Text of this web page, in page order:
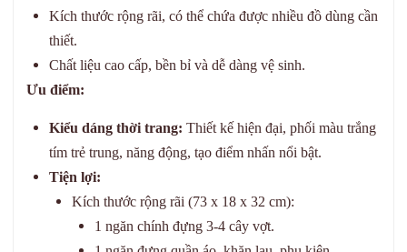
Kích thước rộng rãi, có thể chứa được nhiều đồ dùng cần
thiết.
Chất liệu cao cấp, bền bỉ và dễ dàng vệ sinh.
Ưu điểm:
Kiểu dáng thời trang: Thiết kế hiện đại, phối màu trắng
tím trẻ trung, năng động, tạo điểm nhấn nổi bật.
Tiện lợi:
Kích thước rộng rãi (73 x 18 x 32 cm):
1 ngăn chính đựng 3-4 cây vợt.